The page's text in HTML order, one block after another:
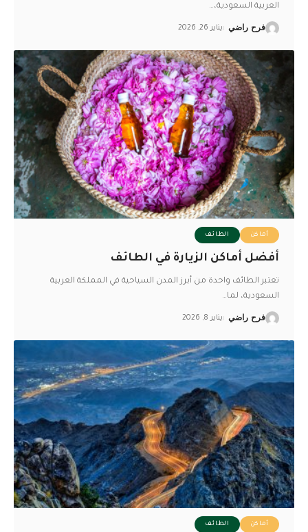
العربية السعودية،…
فرح راضي يناير 26, 2026
أماكن الطائف
أفضل أماكن الزيارة في الطائف
تعتبر الطائف واحدة من أبرز المدن السياحية في المملكة العربية
السعودية، لما…
فرح راضي يناير 8, 2026
أماكن الطائف